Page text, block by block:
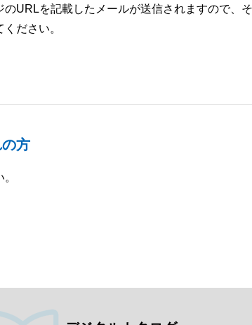
URLを記載したメールが送信されますので、
ださい。
方